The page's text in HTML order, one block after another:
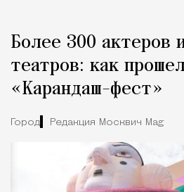
Более 300 актеров
театров: как
«Карандаш-фест»
Город Редакция Москвич Mag